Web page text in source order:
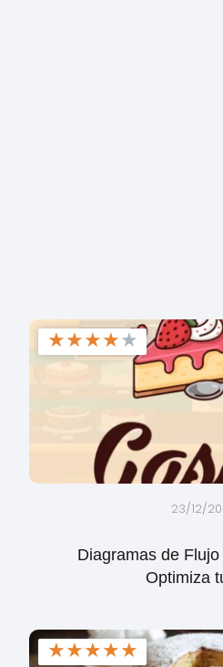
★★★★★
23/12/
Diagramas de
Optimiza
★★★★★